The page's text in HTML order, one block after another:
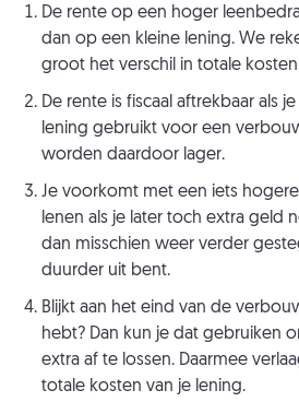
De rente op een hoger
dan op een kleine lening. We
groot het verschil in totale kosten
De rente is fiscaal aftrekbaar als
lening gebruikt voor een
worden daardoor lager.
Je voorkomt met een iets
lenen als je later toch extra geld
dan misschien weer verder
duurder uit bent.
Blijkt aan het eind van de
hebt? Dan kun je dat gebruiken
extra af te lossen. Daarmee
totale kosten van je lening.